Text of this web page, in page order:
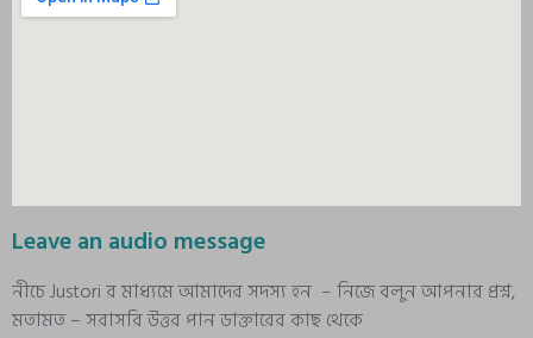
Leave an audio message
নীচে Justori র মাধ্যমে আমাদের সদস্য হন – নিজে বলুন আপনার প্রশ্ন,
মতামত – সরাসরি উত্তর পান ডাক্তারের কাছ থেকে